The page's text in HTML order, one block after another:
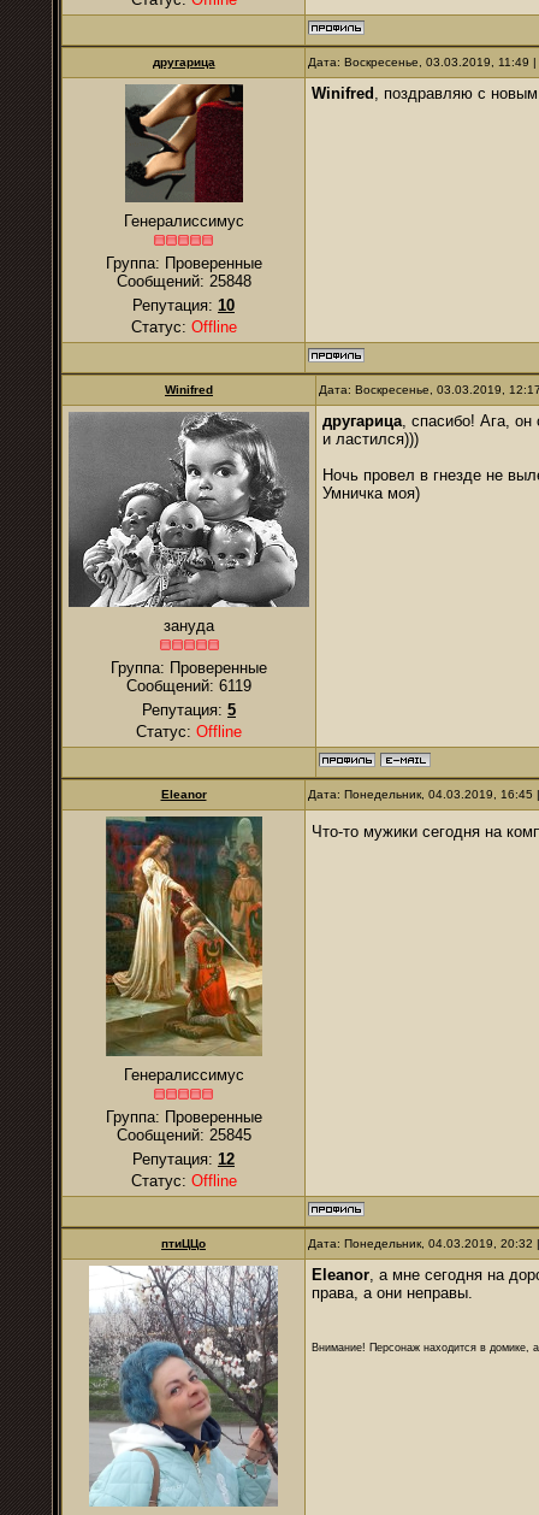
другарица Дата: Воскресенье, 03.03.2019,
Генералиссимус
Группа: Проверенные
Сообщений: 25848
Репутация: 10
Статус: Offline
Winifred , поздравляю с
Winifred Дата: Воскресенье, 03.03.2019,
зануда
Группа: Проверенные
Сообщений: 6119
Репутация: 5
Статус: Offline
другарица, спасибо! Ага, он
и ластился)))
Ночь провел в гнезде не
Умничка моя)
Eleanor Дата: Понедельник, 04.03.2019,
Генералиссимус
Группа: Проверенные
Сообщений: 25845
Репутация: 12
Статус: Offline
Что-то мужики сегодня на
птиЦЦо Дата: Понедельник, 04.03.2019,
Eleanor, а мне сегодня на
права, а они неправы.
Внимание! Персонаж находится в домике,